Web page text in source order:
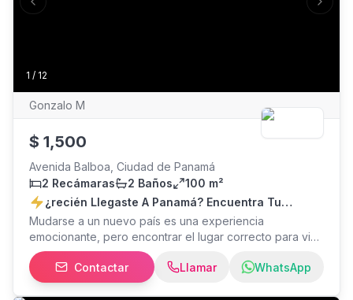
1 / 12
Previous slide Next
Gonzalo M
$ 1,500
Avenida Balboa, Ciudad de Panamá
2 Recámaras
2 Baños
100 m²
¿recién Llegaste A Panamá? Encuentra Tu
Apartamento Ideal
Mudarse a un nuevo país es una experiencia
emocionante, pero encontrar el lugar correcto para vivir
puede ser un desafío. Explora una amplia selección de
apartamentos en las mejores zonas de Panamá, cerca
de centros financieros, áreas de trabajo,
Contactar Llamar WhatsApp